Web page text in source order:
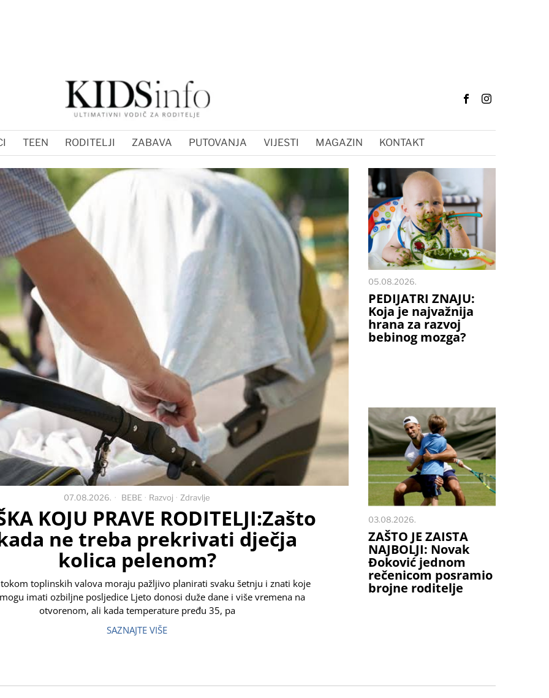
TEEN RODITELJI ZABAVA PUTOVANJA VIJESTI MAGAZIN KONTAKT
07.08.2026. BEBE · Razvoj · Zdravlje
KOJU PRAVE RODITELJI:Zašto
ne treba prekrivati dječja
kolica pelenom?
toplinskih valova moraju pažljivo planirati svaku šetnju i znati koje
imati ozbiljne posljedice Ljeto donosi duže dane i više vremena na
otvorenom, ali kada temperature pređu 35, pa
SAZNAJTE VIŠE
05.08.2026.
PEDIJATRI ZNAJU:
Koja je najvažnija
hrana za razvoj
bebinog mozga?
03.08.2026.
ZAŠTO JE ZAISTA
NAJBOLJI: Novak
Đoković jednom
rečenicom posramio
brojne roditelje